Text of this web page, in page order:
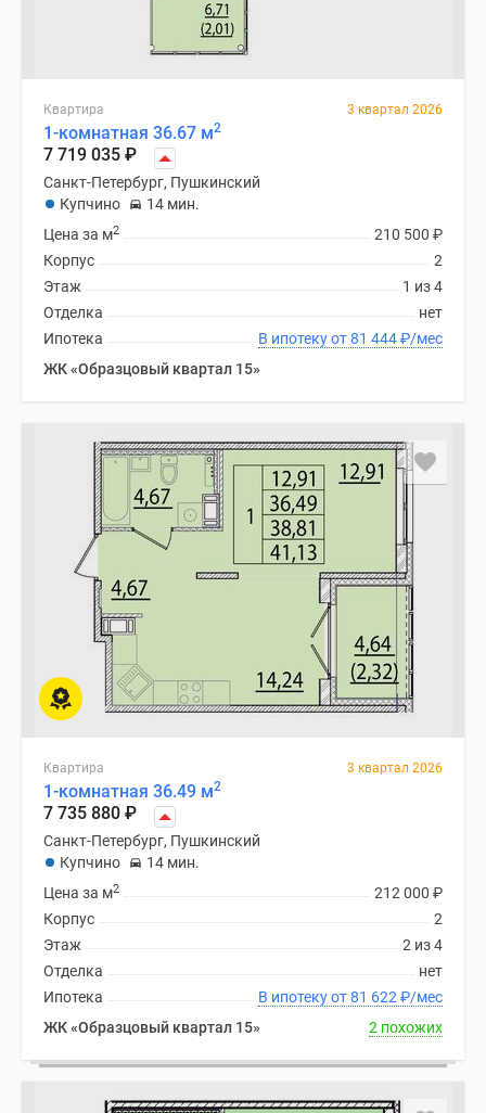
Квартира 3 квартал 2026
1-комнатная 36.67 м2
7 719 035 ₽
Санкт-Петербург, Пушкинский
Купчино
14 мин.
210 500 ₽
Цена за м2
2
Корпус
1 из 4
Этаж
нет
Отделка
В ипотеку от 81 444₽/мес
Ипотека
ЖК «Образцовый квартал 15»
Квартира 3 квартал 2026
1-комнатная 36.49 м2
7 735 880 ₽
Санкт-Петербург, Пушкинский
Купчино
14 мин.
212 000 ₽
Цена за м2
2
Корпус
2 из 4
Этаж
нет
Отделка
В ипотеку от 81 622 ₽/мес
Ипотека
ЖК «Образцовый квартал 15»
2 похожих